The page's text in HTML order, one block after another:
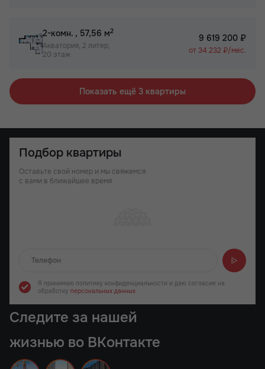
2-комн. , 57,56 м2
Акватория, 2 литер,
20 этаж
9 619 200 ₽
от 34 232 ₽/мес.
Показать ещё 3 квартиры
Подбор квартиры
Оставьте свой номер и мы свяжемся
с вами в ближайшее время
Я принимаю политику конфиденциальности и даю согласие на
обработку персональных данных
Следите за нашей
жизнью во ВКонтакте